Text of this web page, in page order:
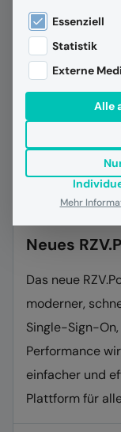
24.09.2025
Neues
Das neue
moderner,
Single-Sign-
Performance
einfacher und
Plattform für
Es folgt eine
Essenziell
Statistik
Externe
Alle
Mehr